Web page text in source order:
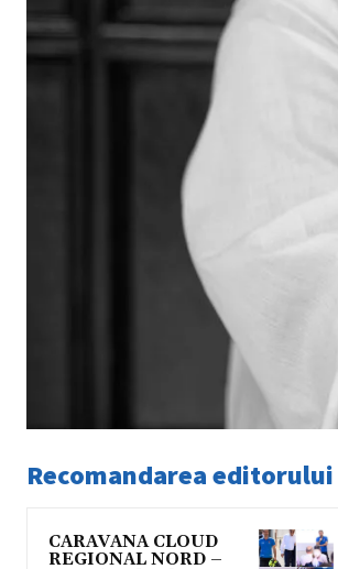
Recomandarea editorului
CARAVANA CLOUD
REGIONAL NORD –